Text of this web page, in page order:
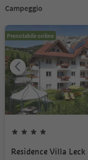
Campeggio
Prenotabile online
Residence Villa Leck